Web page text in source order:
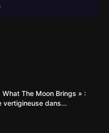
The Moon Brings » :
vertigineuse dans...